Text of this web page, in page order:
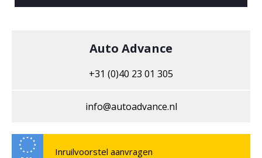
full-LED koplampen
Volledig digitaal instrumentenpaneel
Auto Advance
+31 (0)40 23 01 305
info@autoadvance.nl